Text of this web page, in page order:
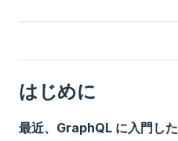
はじめに
最近、GraphQL に入門し